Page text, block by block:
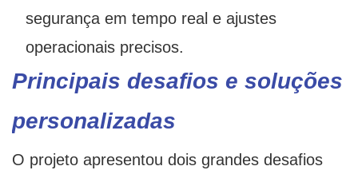
segurança em tempo real e ajustes
operacionais precisos.
Principais desafios e soluções
personalizadas
O projeto apresentou dois grandes desafios